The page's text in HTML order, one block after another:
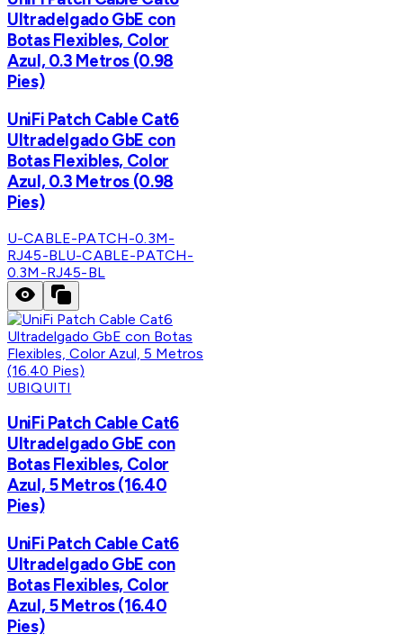
Ultradelgado GbE con
Botas Flexibles, Color
Azul, 0.3 Metros (0.98
Pies)
UniFi Patch Cable Cat6
Ultradelgado GbE con
Botas Flexibles, Color
Azul, 0.3 Metros (0.98
Pies)
U-CABLE-PATCH-0.3M-
RJ45-BLU-CABLE-PATCH-
0.3M-RJ45-BL
UBIQUITI
UniFi Patch Cable Cat6
Ultradelgado GbE con
Botas Flexibles, Color
Azul, 5 Metros (16.40
Pies)
UniFi Patch Cable Cat6
Ultradelgado GbE con
Botas Flexibles, Color
Azul, 5 Metros (16.40
Pies)